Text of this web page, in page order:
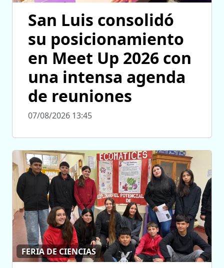
San Luis consolidó
su posicionamiento
en Meet Up 2026 con
una intensa agenda
de reuniones
07/08/2026 13:45
FERIA DE CIENCIAS